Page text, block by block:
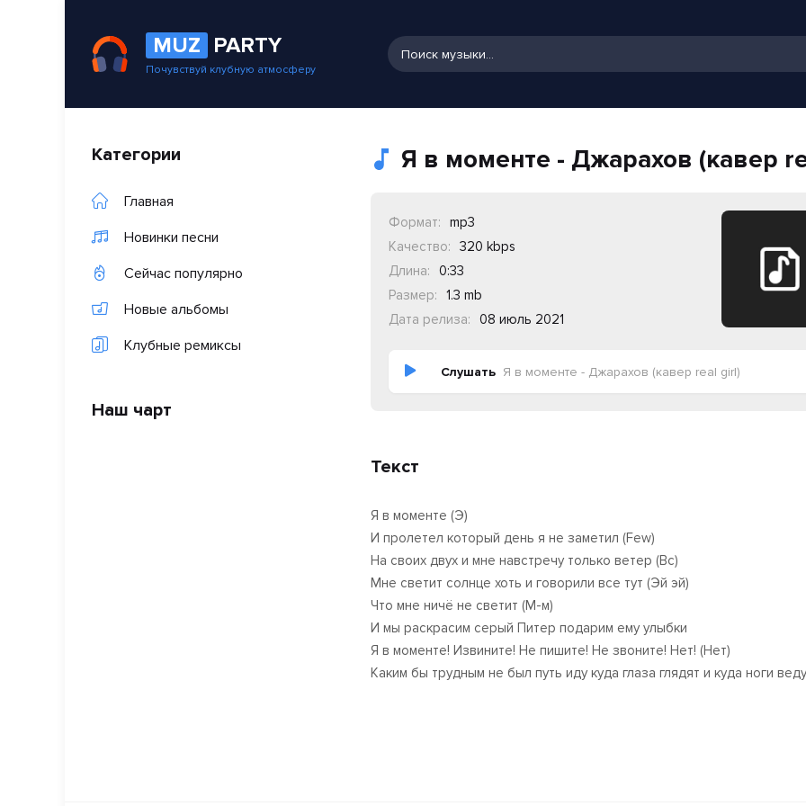
MUZ PARTY
Почувствуй клубную атмосферу
Категории
Главная
Новинки песни
Сейчас популярно
Новые альбомы
Клубные ремиксы
Наш чарт
Я в моменте - Джарахов (кавер
Формат:
mp3
Качество:
320 kbps
Длина:
0:33
Размер:
1.3 mb
Дата релиза:
08 июль 2021
Слушать Я в моменте - Джарахов (кавер real girl)
Текст
Я в моменте (Э)
И пролетел который день я не заметил (Few)
На своих двух и мне навстречу только ветер (Вс)
Мне светит солнце хоть и говорили все тут (Эй эй)
Что мне ничё не светит (М-м)
И мы раскрасим серый Питер подарим ему улыбки
Я в моменте! Извините! Не пишите! Не звоните! Нет! (Нет)
Каким бы трудным не был путь иду куда глаза глядят и куда ноги